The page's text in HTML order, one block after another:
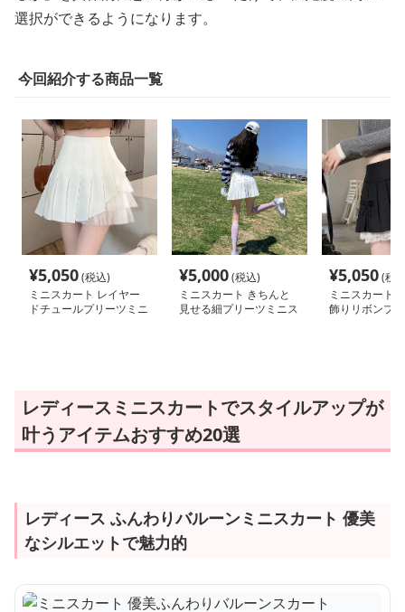
選択ができるようになります。
今回紹介する商品一覧
¥5,050(税込)
ミニスカート レイヤー
ドチュールプリーツミニ
¥5,000(税込)
ミニスカート きちんと
見せる細プリーツミニス
¥5,050(税
ミニスカート
飾りリボンプ
レディースミニスカートでスタイルアップが
叶うアイテムおすすめ20選
レディース ふんわりバルーンミニスカート 優美
なシルエットで魅力的